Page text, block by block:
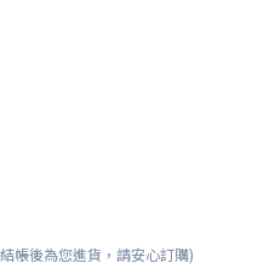
帳後為您進貨，請安心訂購)